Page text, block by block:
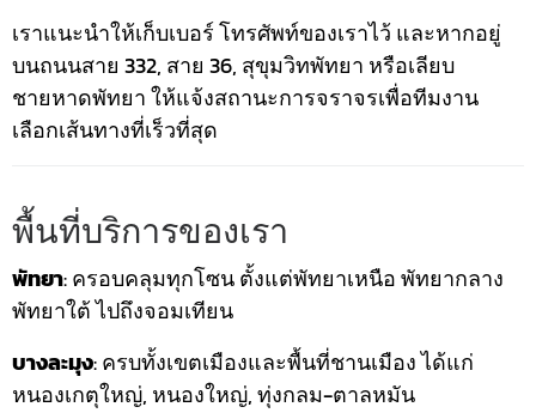
เราแนะนำให้เก็บเบอร์ โทรศัพท์ของเราไว้ และหากอยู่
บนถนนสาย 332, สาย 36, สุขุมวิทพัทยา หรือเลียบ
ชายหาดพัทยา ให้แจ้งสถานะการจราจรเพื่อทีมงาน
เลือกเส้นทางที่เร็วที่สุด
พื้นที่บริการของเรา
พัทยา: ครอบคลุมทุกโซน ตั้งแต่พัทยาเหนือ พัทยากลาง
พัทยาใต้ ไปถึงจอมเทียน
บางละมุง: ครบทั้งเขตเมืองและพื้นที่ชานเมือง ได้แก่
หนองเกตุใหญ่, หนองใหญ่, ทุ่งกลม-ตาลหมัน